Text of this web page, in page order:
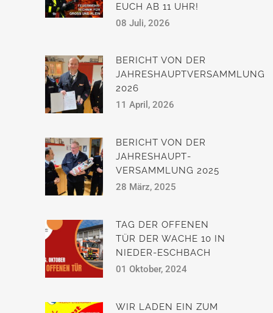
EUCH AB 11 UHR!
08 Juli, 2026
BERICHT VON DER
JAHRESHAUPTVERSAMMLUNG
2026
11 April, 2026
BERICHT VON DER
JAHRESHAUPT­
VERSAMMLUNG 2025
28 März, 2025
TAG DER OFFENEN
TÜR DER WACHE 10 IN
NIEDER-ESCHBACH
01 Oktober, 2024
WIR LADEN EIN ZUM